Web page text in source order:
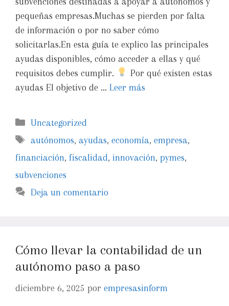
pequeñas empresas.Muchas se pierden por falta
de información o por no saber cómo
solicitarlas.En esta guía te explico las principales
ayudas disponibles, cómo acceder a ellas y qué
requisitos debes cumplir.
Por qué existen estas
ayudas El objetivo de … Leer más
Uncategorized
autónomos,ayudas,economía,empresa,
financiación, fiscalidad, innovación, pymes,
subvenciones
Deja un comentario
Cómo llevar la contabilidad de un
autónomo paso a paso
diciembre 6, 2025 por empresasinform